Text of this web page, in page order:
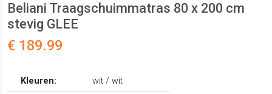
Beliani Traagschuimmatras 80 x 200 cm
stevig GLEE
€ 189.99
Kleuren:
wit / wit